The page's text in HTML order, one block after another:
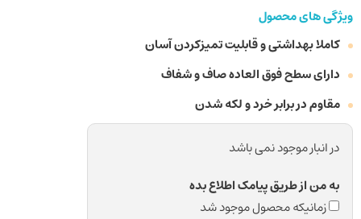
ویژگی های محصول
کاملا بهداشتی و قابلیت تمیزکردن آسان
دارای سطح فوق العاده صاف و شفاف
مقاوم در برابر خرد و لکه شدن
در انبار موجود نمی باشد
به من از طریق پیامک اطلاع بده
زمانیکه محصول موجود شد